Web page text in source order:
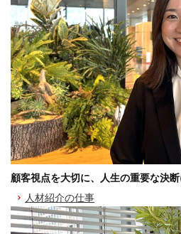
顧客視点を大切に、人生の重要な決断
人材紹介の仕事